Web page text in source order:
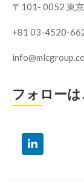
〒101- 0052 東
+81 03-4520-
フォロー